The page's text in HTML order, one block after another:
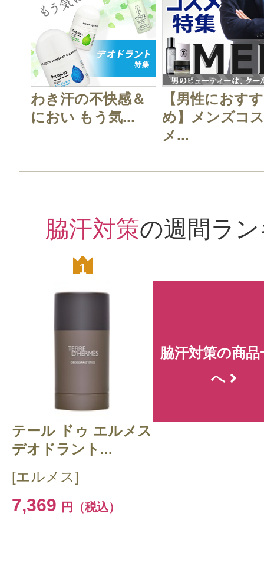
すべての2件のクチコミを見る
CT会員様は、
らクチコミ投稿すると1 商品に
わき汗の不快感＆
におい もう気...
【男性におすす
め】メンズコス
メ...
脇汗対策の週間ラ
1
テール ドゥ エルメス
デオドラント...
[エルメス]
7,369 円（税込）
脇汗対策の商品
へ